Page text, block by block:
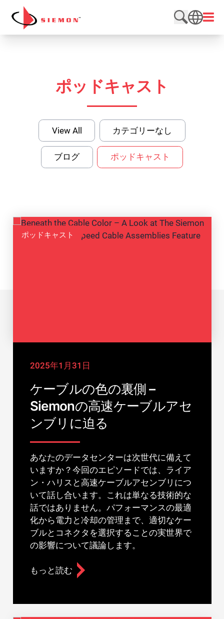
内容をスキップ
検索サイト
メニ
SEARCH
ポッドキャスト
View All カテゴリーなし
ブログ ポッドキャスト
ポッドキャスト
2025年1月31日
ケーブルの色の裏側 –
Siemonの高速ケーブルアセ
ンブリに迫る
あなたのデータセンターは次世代に備えて
いますか？今回のエピソードでは、ライア
ン・ハリスと高速ケーブルアセンブリにつ
いて話し合います。これは単なる技術的な
話ではありません。パフォーマンスの最適
化から電力と冷却の管理まで、適切なケー
ブルとコネクタを選択することの実世界で
の影響について議論します。
もっと読む